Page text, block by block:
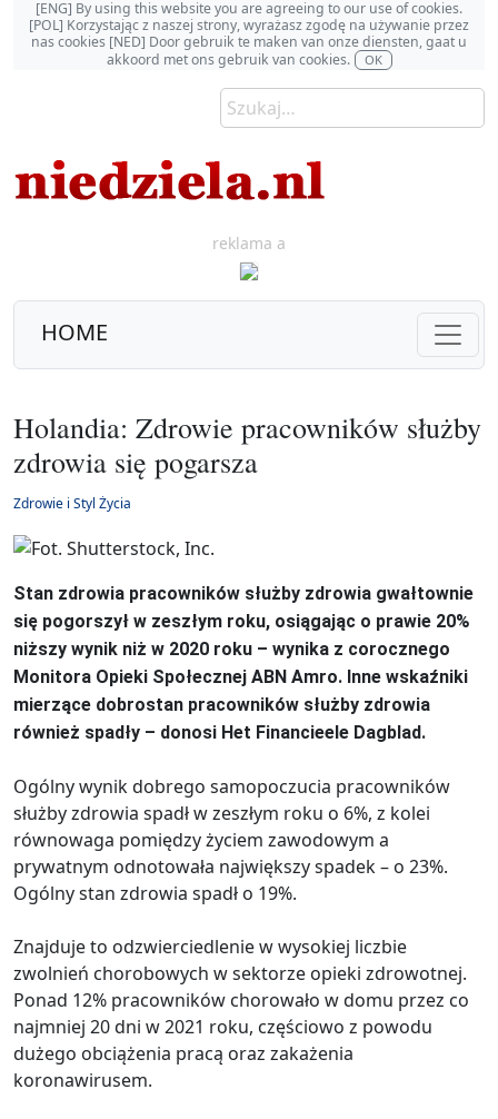
[ENG] By using this website you are agreeing to our use of cookies.
[POL] Korzystając z naszej strony, wyrażasz zgodę na używanie przez
nas cookies [NED] Door gebruik te maken van onze diensten, gaat u
akkoord met ons gebruik van cookies.
OK
reklama a
HOME
Holandia: Zdrowie pracowników służby
zdrowia się pogarsza
Zdrowie i Styl Życia
Stan zdrowia pracowników służby zdrowia gwałtownie
się pogorszył w zeszłym roku, osiągając o prawie 20%
niższy wynik niż w 2020 roku – wynika z corocznego
Monitora Opieki Społecznej ABN Amro. Inne wskaźniki
mierzące dobrostan pracowników służby zdrowia
również spadły – donosi Het Financieele Dagblad.
Ogólny wynik dobrego samopoczucia pracowników
służby zdrowia spadł w zeszłym roku o 6%, z kolei
równowaga pomiędzy życiem zawodowym a
prywatnym odnotowała największy spadek – o 23%.
Ogólny stan zdrowia spadł o 19%.
Znajduje to odzwierciedlenie w wysokiej liczbie
zwolnień chorobowych w sektorze opieki zdrowotnej.
Ponad 12% pracowników chorowało w domu przez co
najmniej 20 dni w 2021 roku, częściowo z powodu
dużego obciążenia pracą oraz zakażenia
koronawirusem.